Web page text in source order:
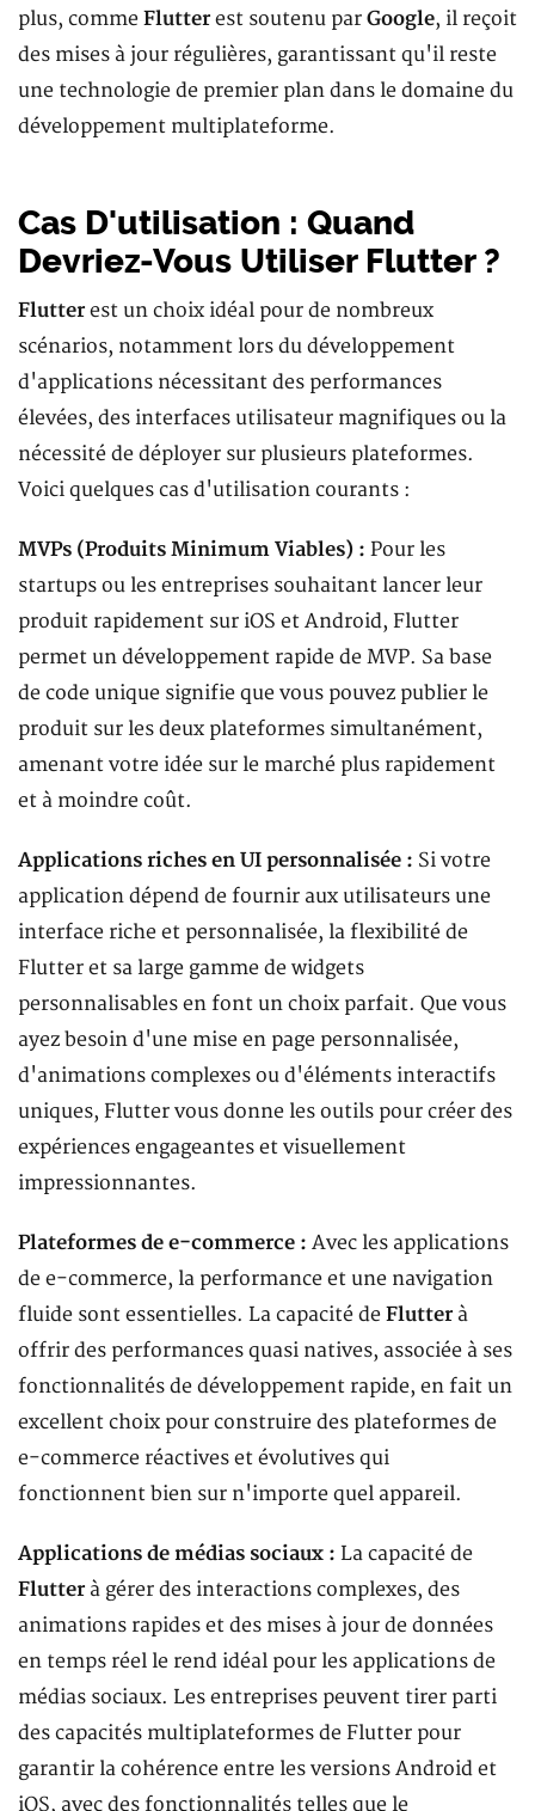
plus, comme Flutter est soutenu par Google, il reçoit
des mises à jour régulières, garantissant qu'il reste
une technologie de premier plan dans le domaine du
développement multiplateforme.
Cas D'utilisation : Quand
Devriez-Vous Utiliser Flutter ?
Flutter est un choix idéal pour de nombreux
scénarios, notamment lors du développement
d'applications nécessitant des performances
élevées, des interfaces utilisateur magnifiques ou la
nécessité de déployer sur plusieurs plateformes.
Voici quelques cas d'utilisation courants :
MVPs (Produits Minimum Viables) : Pour les
startups ou les entreprises souhaitant lancer leur
produit rapidement sur iOS et Android, Flutter
permet un développement rapide de MVP. Sa base
de code unique signifie que vous pouvez publier le
produit sur les deux plateformes simultanément,
amenant votre idée sur le marché plus rapidement
et à moindre coût.
Applications riches en UI personnalisée : Si votre
application dépend de fournir aux utilisateurs une
interface riche et personnalisée, la flexibilité de
Flutter et sa large gamme de widgets
personnalisables en font un choix parfait. Que vous
ayez besoin d'une mise en page personnalisée,
d'animations complexes ou d'éléments interactifs
uniques, Flutter vous donne les outils pour créer des
expériences engageantes et visuellement
impressionnantes.
Plateformes de e-commerce : Avec les applications
de e-commerce, la performance et une navigation
fluide sont essentielles. La capacité de Flutter à
offrir des performances quasi natives, associée à ses
fonctionnalités de développement rapide, en fait un
excellent choix pour construire des plateformes de
e-commerce réactives et évolutives qui
fonctionnent bien sur n'importe quel appareil.
Applications de médias sociaux : La capacité de
Flutter à gérer des interactions complexes, des
animations rapides et des mises à jour de données
en temps réel le rend idéal pour les applications de
médias sociaux. Les entreprises peuvent tirer parti
des capacités multiplateformes de Flutter pour
garantir la cohérence entre les versions Android et
iOS, avec des fonctionnalités telles que le